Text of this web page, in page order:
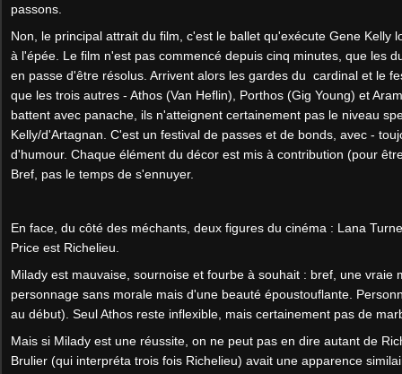
passons.
Non, le principal attrait du film, c'est le ballet qu'exécute Gene Kelly
à l'épée. Le film n'est pas commencé depuis cinq minutes, que les
en passe d'être résolus. Arrivent alors les gardes du cardinal et le
que les trois autres - Athos (Van Heflin), Porthos (Gig Young) et
battent avec panache, ils n'atteignent certainement pas le niveau
Kelly/d'Artagnan. C'est un festival de passes et de bonds, avec -
d'humour. Chaque élément du décor est mis à contribution (pour
Bref, pas le temps de s'ennuyer.
En face, du côté des méchants, deux figures du cinéma : Lana
Price est Richelieu.
Milady est mauvaise, sournoise et fourbe à souhait : bref, une vraie
personnage sans morale mais d'une beauté époustouflante.
au début). Seul Athos reste inflexible, mais certainement pas de
Mais si Milady est une réussite, on ne peut pas en dire autant de
Brulier (qui interpréta trois fois Richelieu) avait une apparence